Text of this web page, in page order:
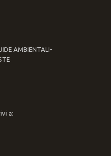
AMBIENTALI-
a: